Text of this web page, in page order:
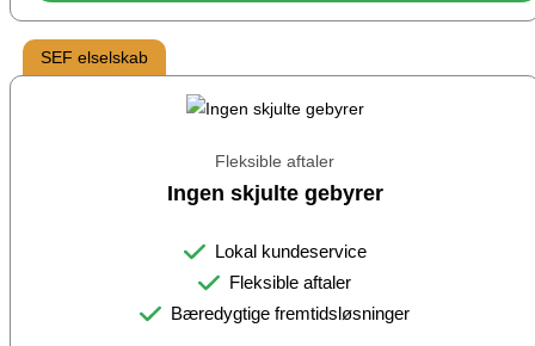
SEF elselskab
Fleksible aftaler
Ingen skjulte gebyrer
Lokal kundeservice
Fleksible aftaler
Bæredygtige fremtidsløsninger